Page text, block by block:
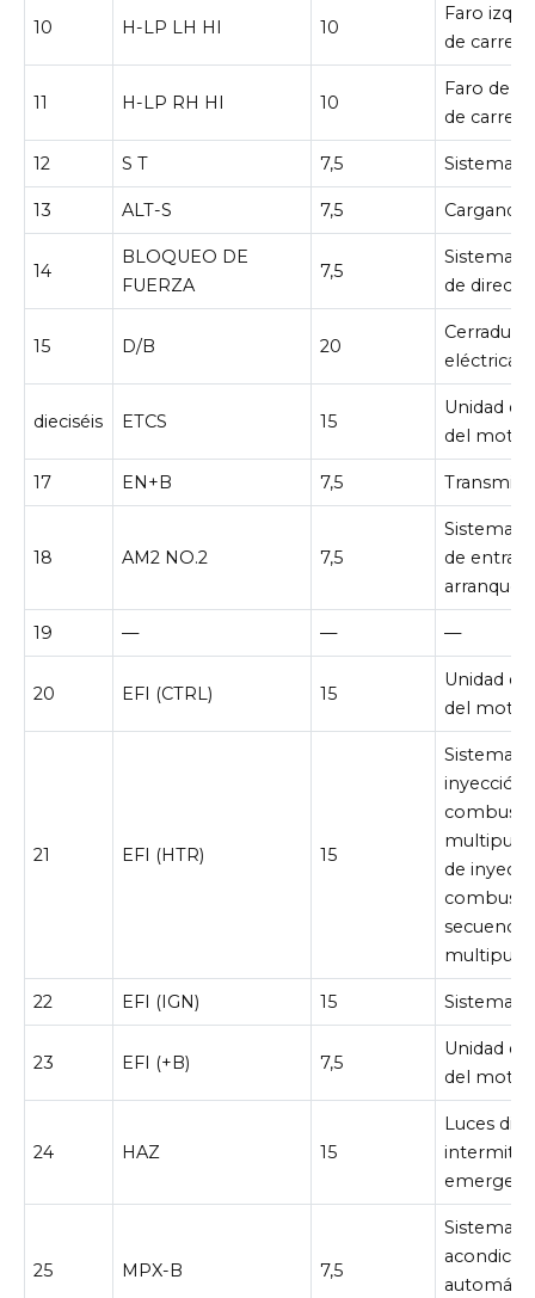
10 H-LP LH HI 10
Faro
de
11 H-LP RH HI 10
Faro
de
12 S T 7,5 Sistema
13 ALT-S 7,5 Cargando
14
BLOQUEO DE
FUERZA
7,5
Sistema
de
15 D/B 20
eléctrica
dieciséis ETCS 15
Unidad
del motor
17 EN+B 7,5
18 AM2 NO.2 7,5
Sistema
de
arranque
19 — — —
20 EFI (CTRL) 15
Unidad
del motor
21 EFI (HTR) 15
Sistema
inyección
de
secuencial
22 EFI (IGN) 15 Sistema
23 EFI (+B) 7,5
Unidad
del motor
24 HAZ 15
Luces
25 MPX-B 7,5
Sistema